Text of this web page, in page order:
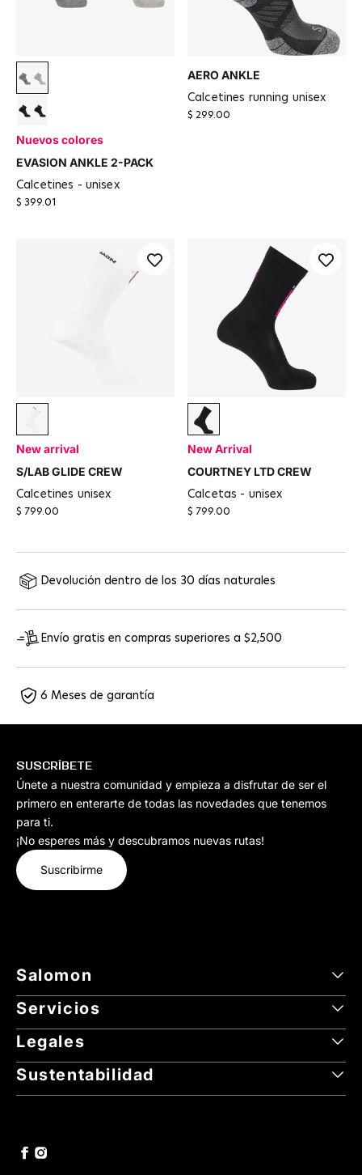
LIGHT GREY / HEATHER MEDIUM
Black / Black
Nuevos colores
EVASION ANKLE 2-PACK
calcetines - unisex
$ 399.01
AERO ANKLE
calcetines running unisex
$ 299.00
VANILLA ICE SA / POMPEIAN RED
New arrival
S/LAB GLIDE CREW
calcetines unisex
$ 799.00
Deep Black
New Arrival
COURTNEY LTD CREW
calcetas - unisex
$ 799.00
Devolución dentro de los 30 días naturales
Envío gratis en compras superiores a $2,500
6 Meses de garantía
SUSCRÍBETE
Únete a nuestra comunidad y empieza a disfrutar de ser el
primero en enterarte de todas las novedades que tenemos
para ti.
¡No esperes más y descubramos nuevas rutas!
Suscribirme
Salomon
Servicios
Legales
Sustentabilidad